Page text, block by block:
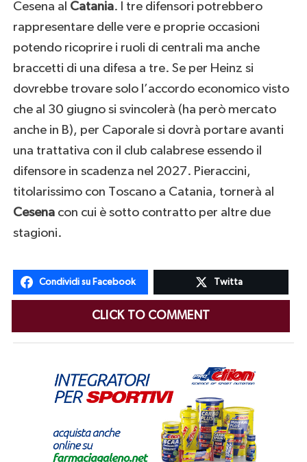
Cesena al Catania. I tre difensori potrebbero
rappresentare delle vere e proprie occasioni
potendo ricoprire i ruoli di centrali ma anche
braccetti di una difesa a tre. Se per Heinz si
dovrebbe trovare solo l’accordo economico visto
che al 30 giugno si svincolerà (ha però mercato
anche in B), per Caporale si dovrà portare avanti
una trattativa con il club calabrese essendo il
difensore in scadenza nel 2027. Pieraccini,
titolarissimo con Toscano a Catania, tornerà al
Cesenacon cui è sotto contratto per altre due
stagioni.
Condividi su Facebook Twitta
CLICK TO COMMENT